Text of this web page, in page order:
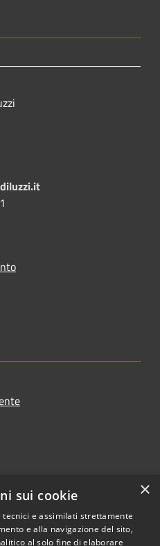
×
sui cookie
e assimilati strettamente
e alla navigazione del sito,
al solo fine di elaborare